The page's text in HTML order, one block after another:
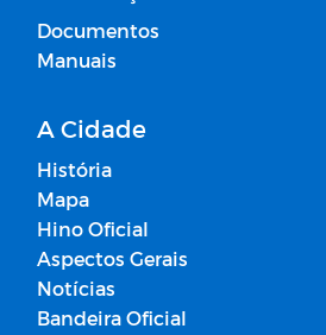
Documentos
Manuais
A Cidade
História
Mapa
Hino Oficial
Aspectos Gerais
Notícias
Bandeira Oficial